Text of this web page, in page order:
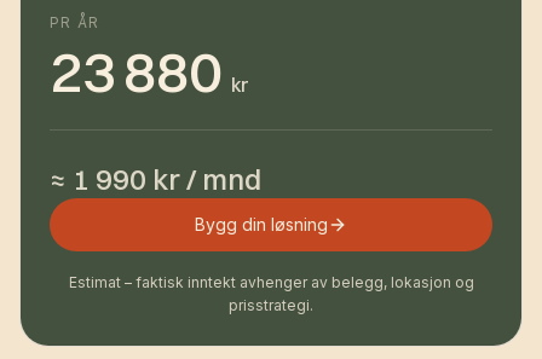
PR ÅR
23 880 kr
≈ 1 990 kr / mnd
Bygg din løsning
Estimat – faktisk inntekt avhenger av belegg, lokasjon og
prisstrategi.